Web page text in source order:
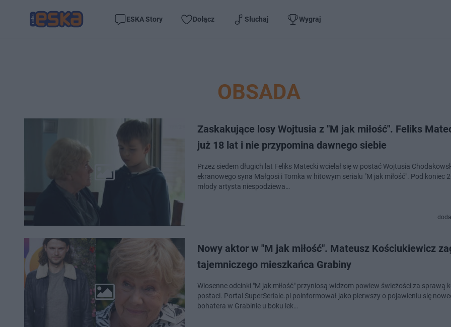
ESKA Story Dołącz Słuchaj Wygraj
OBSADA
Zaskakujące losy Wojtusia z "M jak miłość". Feliks
już 18 lat i nie przypomina dawnego siebie
Przez siedem długich lat Feliks Matecki wcielał się w postać Wojtusia
ekranowego syna Małgosi i Tomka w hitowym serialu "M jak miłość". Pod koniec
młody artysta niespodziewa…
Nowy aktor w "M jak miłość". Mateusz Kościukiewicz
tajemniczego mieszkańca Grabiny
Wiosenne odcinki "M jak miłość" przyniosą widzom powiew świeżości za sprawą
postaci. Portal SuperSeriale.pl poinformował jako pierwszy o pojawieniu się
bohatera w Grabinie u boku lek…